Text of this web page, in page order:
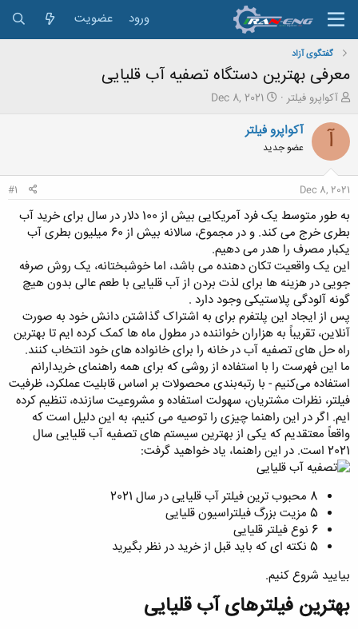
ورود عضویت
گفتگوی آزاد
معرفی بهترین دستگاه تصفیه آب قلیایی
ش
و
ک
ه
و
ض
و
ع
آکواپرو فیلتر
ت
ر
ی
خ
ع
Dec 8, 2021
آ آکواپرو فیلتر
عضو جدید
Dec 8, 2021
#1
به طور متوسط یک فرد آمریکایی بیش از 100 دلار در سال برای خرید آب
بطری خرج می کند. و در مجموع، سالانه بیش از 60 میلیون بطری آب
یکبار مصرف را هدر می دهیم.
این یک واقعیت تکان دهنده می باشد، اما خوشبختانه، یک روش صرفه
جویی در هزینه ها برای لذت بردن از آب قلیایی با طعم عالی بدون هیچ
گونه آلودگی پلاستیکی وجود دارد .
پس از ایجاد این پلتفرم برای به اشتراک گذاشتن دانش خود به صورت
آنلاین، تقریباً به هزاران خواننده در مطول ماه ها کمک کرده ایم تا بهترین
راه حل های تصفیه آب در خانه را برای خانواده های خود انتخاب کنند.
ما این فهرست را با استفاده از روشی که برای همه راهنمای خریدارانم
استفاده می‌کنیم - با رتبه‌بندی محصولات بر اساس قابلیت عملکرد، ظرفیت
فیلتر، نظرات مشتریان، سهولت استفاده و مشروعیت سازنده، تنظیم کرده
ایم. اگر در این راهنما چیزی را توصیه می کنیم، به این دلیل است که
واقعاً معتقدیم که یکی از بهترین سیستم های تصفیه آب قلیایی سال
2021 است. در این راهنما، یاد خواهید گرفت:
8 محبوب ترین فیلتر آب قلیایی در سال 2021
5 مزیت بزرگ فیلتراسیون قلیایی
6 نوع فیلتر قلیایی
5 نکته ای که باید قبل از خرید در نظر بگیرید
بیایید شروع کنیم.
بهترین فیلترهای آب قلیایی